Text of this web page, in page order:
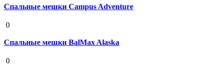
Спальные мешки Campus Adventure
0
Спальные мешки BalMax Alaska
0